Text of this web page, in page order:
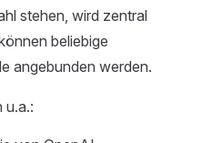
stehen, wird zentral
beliebige
angebunden werden.
u.a.: